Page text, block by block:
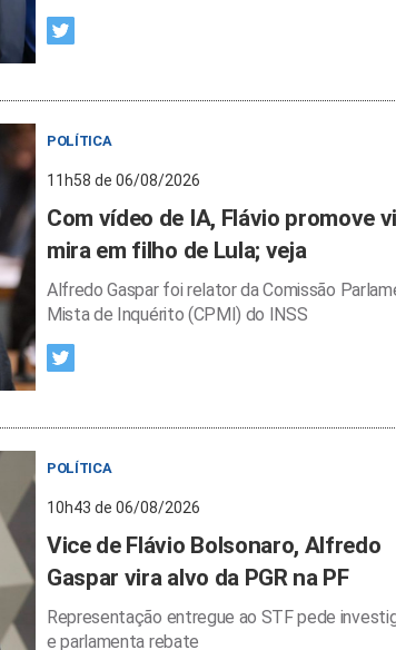
POLÍTICA
11h58 de 06/08/2026
Com vídeo de IA, Flávio promove
mira em filho de Lula; veja
Alfredo Gaspar foi relator da Comissão
Mista de Inquérito (CPMI) do INSS
POLÍTICA
10h43 de 06/08/2026
Vice de Flávio Bolsonaro, Alfredo
Gaspar vira alvo da PGR na PF
Representação entregue ao STF pede
e parlamenta rebate